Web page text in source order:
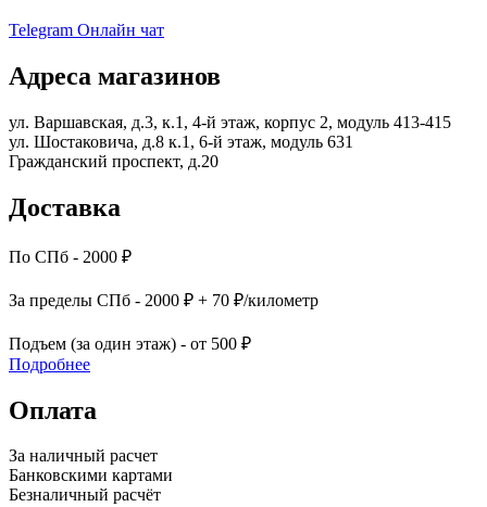
Telegram Онлайн чат
Адреса магазинов
ул. Варшавская, д.3, к.1, 4-й этаж, корпус 2, модуль 413-415
ул. Шостаковича, д.8 к.1, 6-й этаж, модуль 631
Гражданский проспект, д.20
Доставка
По СПб - 2000 ₽
За пределы СПб - 2000 ₽ + 70 ₽/километр
Подъем (за один этаж) - от 500 ₽
Подробнее
Оплата
За наличный расчет
Банковскими картами
Безналичный расчёт